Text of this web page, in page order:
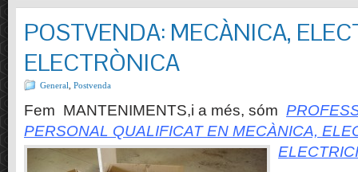
POSTVENDA: MECÀNICA,
ELECTRÒNICA
General Postvenda
Fem MANTENIMENTS,i a més, sóm
PERSONAL QUALIFICAT EN MECÀNICA,